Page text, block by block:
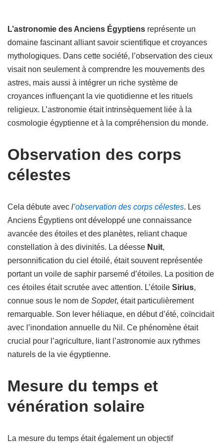
L’astronomie des Anciens Égyptiens représente un
domaine fascinant alliant savoir scientifique et croyances
mythologiques. Dans cette société, l’observation des cieux
visait non seulement à comprendre les mouvements des
astres, mais aussi à intégrer un riche système de
croyances influençant la vie quotidienne et les rituels
religieux. L’astronomie était intrinsèquement liée à la
cosmologie égyptienne et à la compréhension du monde.
Observation des corps
célestes
Cela débute avec l’observation des corps célestes. Les
Anciens Égyptiens ont développé une connaissance
avancée des étoiles et des planètes, reliant chaque
constellation à des divinités. La déesse Nuit,
personnification du ciel étoilé, était souvent représentée
portant un voile de saphir parsemé d’étoiles. La position de
ces étoiles était scrutée avec attention. L’étoile Sirius,
connue sous le nom de Sopdet, était particulièrement
remarquable. Son lever héliaque, en début d’été, coïncidait
avec l’inondation annuelle du Nil. Ce phénomène était
crucial pour l’agriculture, liant l’astronomie aux rythmes
naturels de la vie égyptienne.
Mesure du temps et
vénération solaire
La mesure du temps était également un objectif